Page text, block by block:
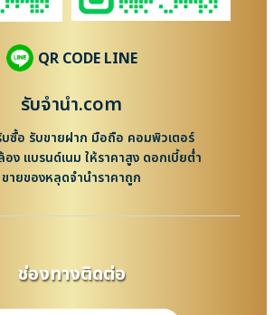
QR CODE LINE
รับจํานํา.com
บซื้อ รับขายฝาก มือถือ คอมพิวเตอร์
ง แบรนด์เนม ให้ราคาสูง ดอกเบี้ยต่ำ
ขายของหลุดจำนำราคาถูก
ช่องทางติดต่อ